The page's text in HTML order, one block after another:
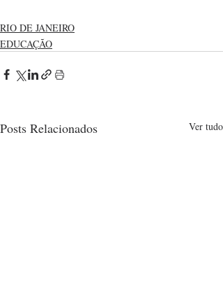
RIO DE JANEIRO
EDUCAÇÃO
Posts Relacionados Ver tudo